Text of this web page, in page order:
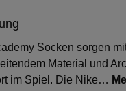
Socken sorgen
Material und
im Spiel. Die Nike…